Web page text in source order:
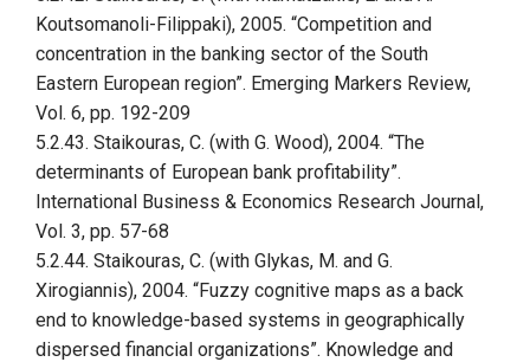
Koutsomanoli-Filippaki), 2005. “Competition and
concentration in the banking sector of the South
Eastern European region”. Emerging Markers Review,
Vol. 6, pp. 192-209
5.2.43. Staikouras, C. (with G. Wood), 2004. “The
determinants of European bank profitability”.
International Business & Economics Research Journal,
Vol. 3, pp. 57-68
5.2.44. Staikouras, C. (with Glykas, M. and G.
Xirogiannis), 2004. “Fuzzy cognitive maps as a back
end to knowledge-based systems in geographically
dispersed financial organizations”. Knowledge and